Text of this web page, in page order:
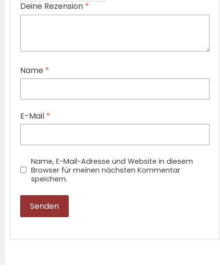
Deine Rezension *
Name *
E-Mail *
Name, E-Mail-Adresse und Website in diesem
Browser für meinen nächsten Kommentar
speichern.